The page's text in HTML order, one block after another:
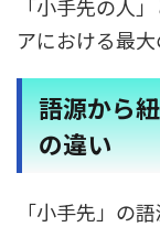
「小手先の人
アにおける最大
語源から
の違い
「小手先」の